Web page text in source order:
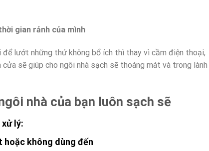
gian rảnh của mình
lướt những thứ không bổ ích thì thay vì cầm điện thoại,
sẽ giúp cho ngôi nhà sạch sẽ thoáng mát và trong lành
nhà của bạn luôn sạch sẽ
lý:
hoặc không dùng đến